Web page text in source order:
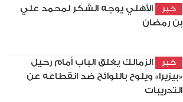
خبر
الأهلي يوجه الشكر لمحمد علي
بن رمضان
خبر
الزمالك يغلق الباب أمام رحيل
«بيزيرا» ويلوح باللوائح ضد انقطاعه عن
التدريبات